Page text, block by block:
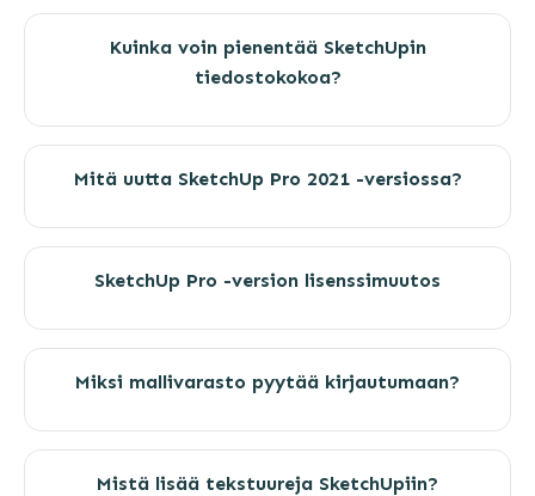
Kuinka voin pienentää SketchUpin
tiedostokokoa?
Mitä uutta SketchUp Pro 2021 -versiossa?
SketchUp Pro -version lisenssimuutos
Miksi mallivarasto pyytää kirjautumaan?
Mistä lisää tekstuureja SketchUpiin?